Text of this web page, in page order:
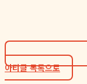
아티클 목록으로